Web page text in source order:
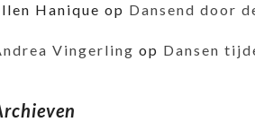
Hanique op Dansend door
Vingerling op Dansen tijdens